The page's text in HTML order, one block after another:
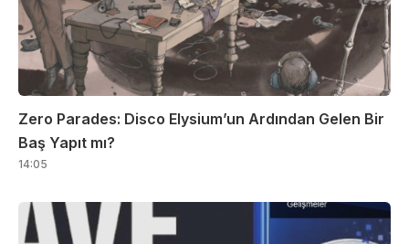
Zero Parades: Disco Elysium’un Ardından Gelen Bir
Baş Yapıt mı?
14:05